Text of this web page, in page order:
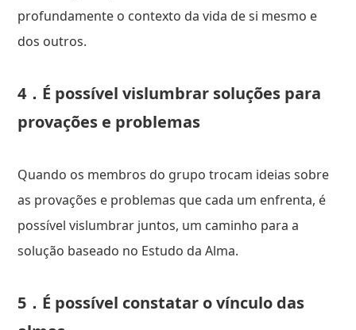
profundamente o contexto da vida de si mesmo e
dos outros.
4．É possível vislumbrar soluções para
provações e problemas
Quando os membros do grupo trocam ideias sobre
as provações e problemas que cada um enfrenta, é
possível vislumbrar juntos, um caminho para a
solução baseado no Estudo da Alma.
5．É possível constatar o vínculo das